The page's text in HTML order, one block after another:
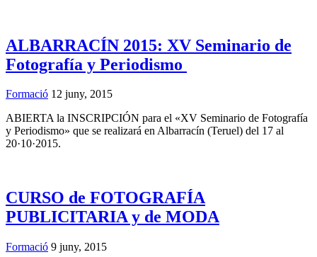
ALBARRACÍN 2015: XV Seminario de
Fotografía y Periodismo
Formació 12 juny, 2015
ABIERTA la INSCRIPCIÓN para el «XV Seminario de Fotografía
y Periodismo» que se realizará en Albarracín (Teruel) del 17 al
20·10·2015.
CURSO de FOTOGRAFÍA
PUBLICITARIA y de MODA
Formació 9 juny, 2015